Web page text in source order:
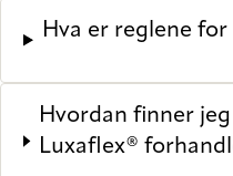
Hva er reglene
Hvordan finner
Luxaflex®